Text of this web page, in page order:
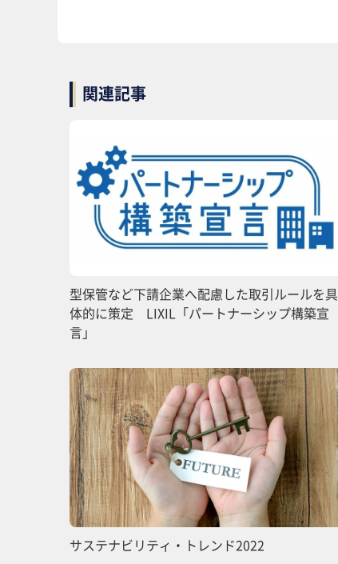
関連記事
型保管など下請企業へ配慮した取引ルールを具
体的に策定 LIXIL「パートナーシップ構築宣
言」
サステナビリティ・トレンド2022